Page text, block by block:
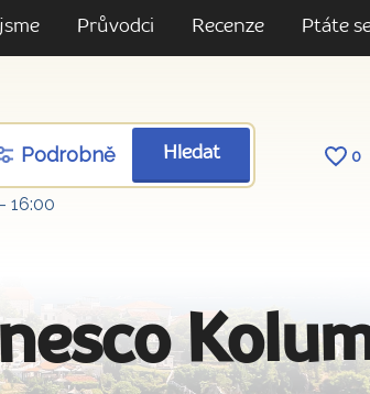
Průvodci Recenze Ptáte
Podrobně Hledat 0
16:00